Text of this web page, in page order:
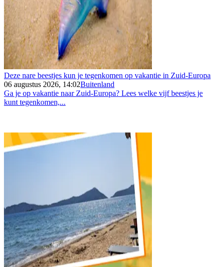
Deze nare beestjes kun je tegenkomen op vakantie in Zuid-Europa
06 augustus 2026, 14:02Buitenland
Ga je op vakantie naar Zuid-Europa? Lees welke vijf beestjes je
kunt tegenkomen,...